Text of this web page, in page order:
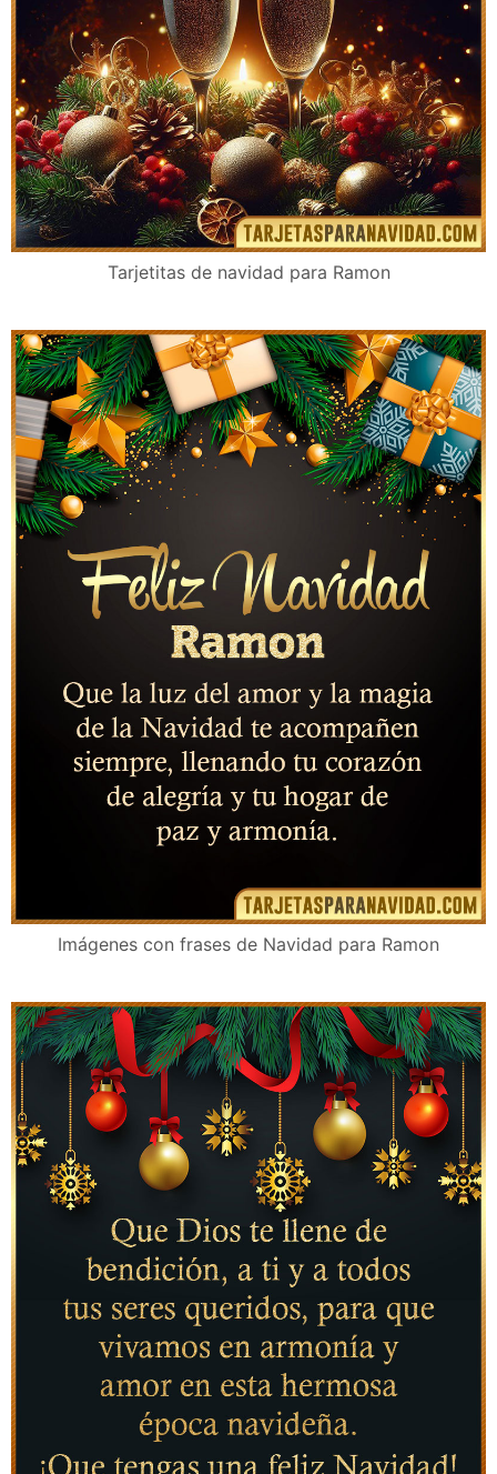
Tarjetitas de navidad para Ramon
Imágenes con frases de Navidad para Ramon